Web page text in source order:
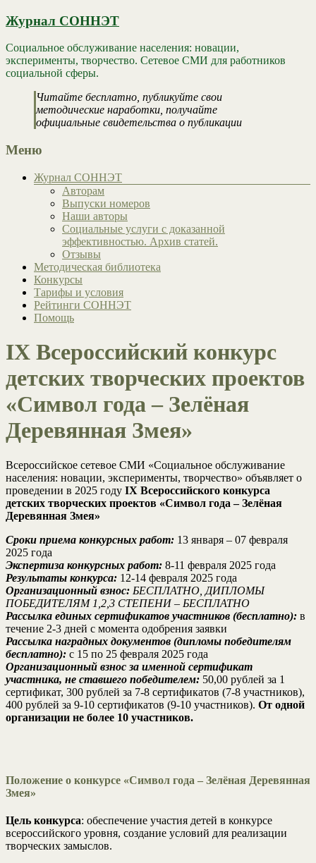
Журнал СОННЭТ
Социальное обслуживание населения: новации,
эксперименты, творчество. Сетевое СМИ для работников
социальной сферы.
Читайте бесплатно, публикуйте свои
методические наработки, получайте
официальные свидетельства о публикации
Меню
Журнал СОННЭТ
Авторам
Выпуски номеров
Наши авторы
Социальные услуги с доказанной
эффективностью. Архив статей.
Отзывы
Методическая библиотека
Конкурсы
Тарифы и условия
Рейтинги СОННЭТ
Помощь
IX Всероссийский конкурс
детских творческих проектов
«Символ года – Зелёная
Деревянная Змея»
Всероссийское сетевое СМИ «Социальное обслуживание
населения: новации, эксперименты, творчество» объявляет о
проведении в 2025 году IX Всероссийского конкурса
детских творческих проектов «Символ года – Зелёная
Деревянная Змея»
Сроки приема конкурсных работ: 13 января – 07 февраля
2025 года
Экспертиза конкурсных работ: 8-11 февраля 2025 года
Результаты конкурса: 12-14 февраля 2025 года
Организационный взнос: БЕСПЛАТНО, ДИПЛОМЫ
ПОБЕДИТЕЛЯМ 1,2,3 СТЕПЕНИ – БЕСПЛАТНО
Рассылка единых сертификатов участников (бесплатно): в
течение 2-3 дней с момента одобрения заявки
Рассылка наградных документов (дипломы победителям
бесплатно): с 15 по 25 февраля 2025 года
Организационный взнос за именной сертификат
участника, не ставшего победителем: 50,00 рублей за 1
сертификат, 300 рублей за 7-8 сертификатов (7-8 участников),
400 рублей за 9-10 сертификатов (9-10 участников). От одной
организации не более 10 участников.
Положение о конкурсе «Символ года – Зелёная Деревянная
Змея»
Цель конкурса: обеспечение участия детей в конкурсе
всероссийского уровня, создание условий для реализации
творческих замыслов.